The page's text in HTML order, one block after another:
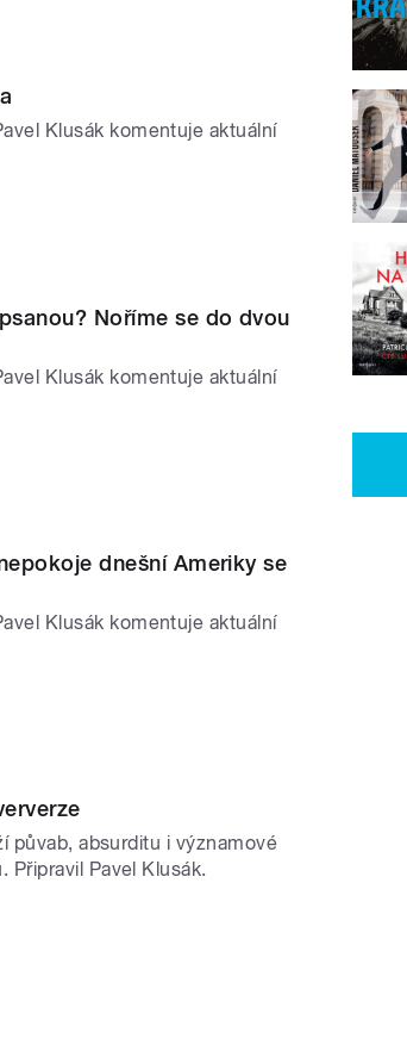
Klusák komentuje aktuální
Noříme se do dvou
Klusák komentuje aktuální
dnešní Ameriky se
Klusák komentuje aktuální
půvab, absurditu i významové
Pavel Klusák.